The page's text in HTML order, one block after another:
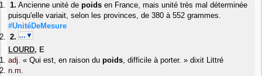
Ancienne unité de poids en France, mais unité très mal déterminée
puisqu'elle variait, selon les provinces, de 380 à 552 grammes.
#UnitéDeMesure
…▼
LOURD, E
adj. « Qui est, en raison du poids, difficile à porter. » dixit Littré
n.m.